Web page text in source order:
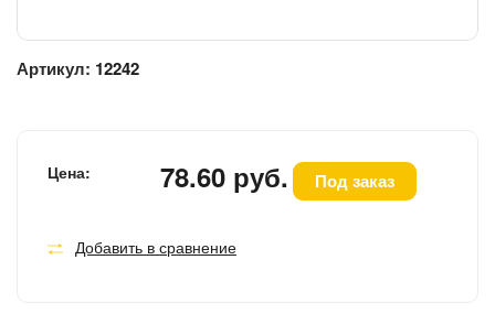
Артикул: 12242
Цена: 78.60 руб. Под заказ
Добавить в сравнение